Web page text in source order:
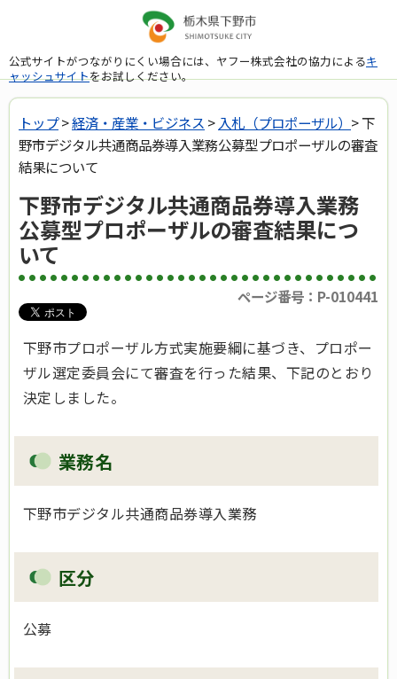
公式サイトがつながりにくい場合には、ヤフー株式会社の協力によるキ
ャッシュサイトをお試しください。
トップ>経済・産業・ビジネス > 入札（プロポーザル） > 下
野市デジタル共通商品券導入業務公募型プロポーザルの審査
結果について
下野市デジタル共通商品券導入業務
公募型プロポーザルの審査結果につ
いて
ページ番号：P-010441
下野市プロポーザル方式実施要綱に基づき、プロポー
ザル選定委員会にて審査を行った結果、下記のとおり
決定しました。
業務名
下野市デジタル共通商品券導入業務
区分
公募